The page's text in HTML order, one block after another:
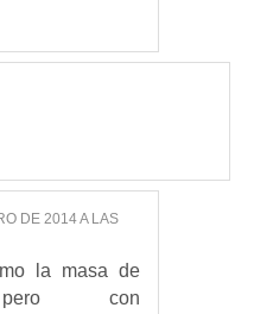
DE 2014 A LAS
la masa de
pero con